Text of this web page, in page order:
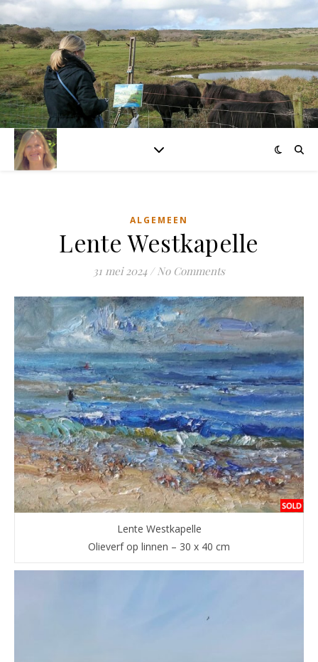
ALGEMEEN
Lente Westkapelle
31 mei 2024 / No Comments
Lente Westkapelle
Olieverf op linnen – 30 x 40 cm